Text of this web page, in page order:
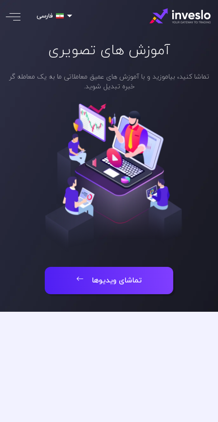
فارسی
آموزش های تصویری
تماشا کنید، بیاموزید و با آموزش های عمیق معاملاتی ما به یک معامله گر
خبره تبدیل شوید.
تماشای ویدیوها